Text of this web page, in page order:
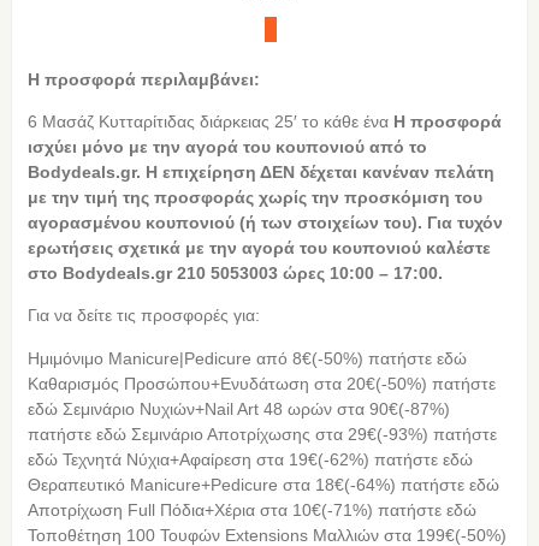
Η προσφορά περιλαμβάνει:
6 Μασάζ Κυτταρίτιδας διάρκειας 25′ το κάθε ένα Η προσφορά
ισχύει μόνο με την αγορά του κουπονιού από το
Bodydeals.gr. Η επιχείρηση ΔΕΝ δέχεται κανέναν πελάτη
με την τιμή της προσφοράς χωρίς την προσκόμιση του
αγορασμένου κουπονιού (ή των στοιχείων του). Για τυχόν
ερωτήσεις σχετικά με την αγορά του κουπονιού καλέστε
στο Bodydeals.gr 210 5053003 ώρες 10:00 – 17:00.
Για να δείτε τις προσφορές για:
Ημιμόνιμο Manicure|Pedicure από 8€(-50%) πατήστε εδώ
Καθαρισμός Προσώπου+Ενυδάτωση στα 20€(-50%) πατήστε
εδώ Σεμινάριο Νυχιών+Nail Art 48 ωρών στα 90€(-87%)
πατήστε εδώ Σεμινάριο Αποτρίχωσης στα 29€(-93%) πατήστε
εδώ Τεχνητά Νύχια+Αφαίρεση στα 19€(-62%) πατήστε εδώ
Θεραπευτικό Μanicure+Pedicure στα 18€(-64%) πατήστε εδώ
Αποτρίχωση Full Πόδια+Χέρια στα 10€(-71%) πατήστε εδώ
Τοποθέτηση 100 Τουφών Extensions Μαλλιών στα 199€(-50%)